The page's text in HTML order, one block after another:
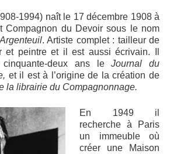
1994) naît le 17 décembre 1908 à
Compagnon du Devoir sous le nom
. Artiste complet : tailleur de
et peintre et il est aussi écrivain. Il
cinquante-deux ans leJournal du
et il est à l’origine de la création de
la librairie du Compagnonnage.
En 1949 il
recherche à Paris
un immeuble où
créer une Maison